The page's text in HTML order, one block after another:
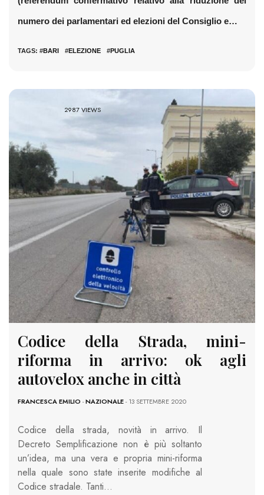
numero dei parlamentari ed elezioni del Consiglio e…
TAGS: #BARI #ELEZIONE #PUGLIA
2987 VIEWS
Codice della Strada, mini-
riforma in arrivo: ok agli
autovelox anche in città
FRANCESCA EMILIO -NAZIONALE- 13 SETTEMBRE 2020
Codice della strada, novità in arrivo. Il
Decreto Semplificazione non è più soltanto
un’idea, ma una vera e propria mini-riforma
nella quale sono state inserite modifiche al
Codice stradale. Tanti…